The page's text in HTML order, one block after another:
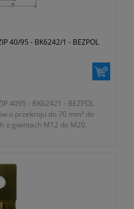
40/95 - BK6242/1 - BEZPOL
4095 - BK62421 - BEZPOL
o przekroju do 70 mm² do
o gwintach M12 do M20.
zgodnie z wytycznymi